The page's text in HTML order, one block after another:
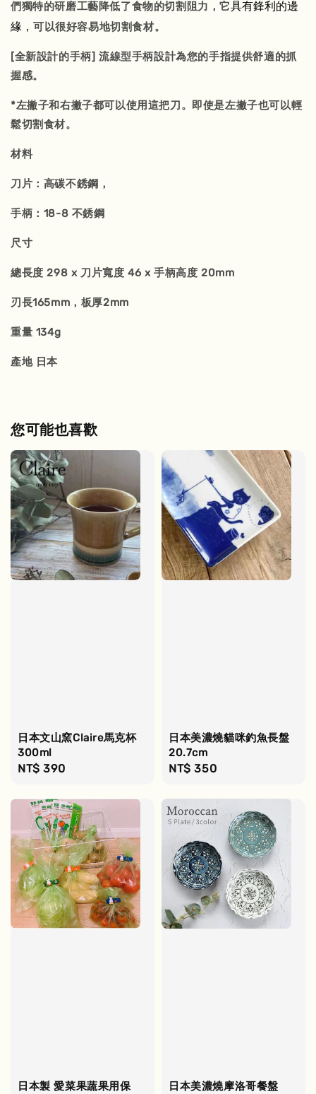
們獨特的研磨工藝降低了食物的切割阻力，它具有鋒利的邊
緣， 可以很好容易地切割食材。
[全新設計的手柄] 流線型手柄設計為您的手指提供舒適的抓
握感。
*左撇子和右撇子都可以使用這把刀。即使是左撇子也可以輕
鬆切割食材。
材料
刀片：高碳不銹鋼，
手柄：18-8 不銹鋼
尺寸
總長度 298 x 刀片寬度 46 x 手柄高度 20mm
刃長165mm，板厚2mm
重量 134g
產地 日本
您可能也喜歡
日本文山窯Claire馬克杯
300ml
Regular
NT$ 390
日本美濃燒貓咪釣魚長盤
20.7cm
Regular
NT$ 350
日本製 愛菜果蔬果用保
日本美濃燒摩洛哥餐盤